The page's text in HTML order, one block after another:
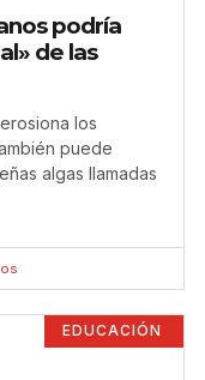
podría
de las
los
puede
algas llamadas
EDUCACIÓN